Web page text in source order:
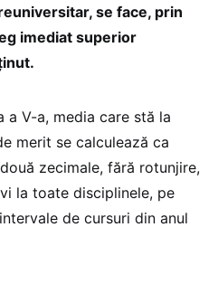
se face, prin
imediat superior
a V-a, media care stă la
merit se calculează ca
zecimale, fără rotunjire,
la toate disciplinele, pe
de cursuri din anul